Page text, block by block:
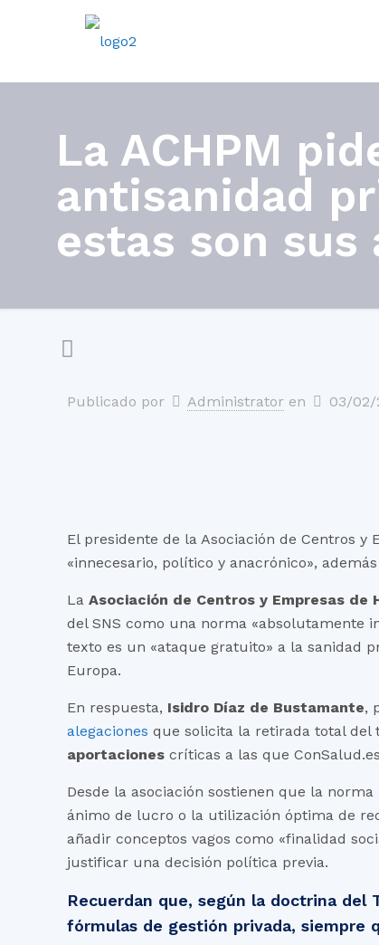
La ACHPM
antisanidad
estas son sus
Publicado por Administrator en 03/02/
El presidente de la Asociación de Centros
«innecesario, político y anacrónico»,
LaAsociación de Centros y Empresas
del SNS como una norma «absolutamente
texto es un «ataque gratuito» a la sanidad
Europa.
En respuesta, Isidro Díaz de Bustamante,
alegaciones que solicita la retirada total del
aportaciones críticas a las que
Desde la asociación sostienen que la norma
ánimo de lucro o la utilización óptima de
añadir conceptos vagos como «finalidad
justificar una decisión política previa.
Recuerdan que, según la doctrina
fórmulas de gestión privada, siempre